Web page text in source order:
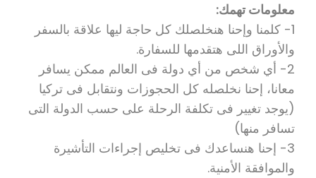
معلومات تهمك:
1- كلمنا وإحنا هنخلصلك كل حاجة ليها علاقة بالسفر
والأوراق اللى هتقدمها للسفارة.
2- أي شخص من أي دولة فى العالم ممكن يسافر
معانا، إحنا نخلصله كل الحجوزات ونتقابل فى تركيا
(يوجد تغيير فى تكلفة الرحلة على حسب الدولة التى
تسافر منها)
3- إحنا هنساعدك فى تخليص إجراءات التأشيرة
والموافقة الأمنية.